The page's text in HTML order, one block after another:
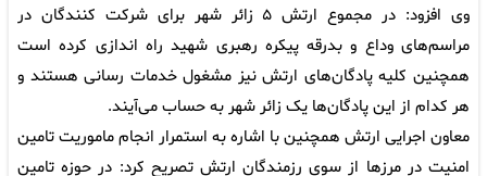
وی افزود: در مجموع ارتش ۵ زائر شهر برای شرکت کنندگان در
مراسم‌های وداع و بدرقه‌ پیکره رهبری شهید راه اندازی کرده است
همچنین کلیه پادگان‌های ارتش نیز مشغول خدمات رسانی هستند و
هر کدام از این پادگان‌ها یک زائر شهر به حساب می‌آیند.
معاون اجرایی ارتش همچنین با اشاره به استمرار انجام ماموریت تامین
امنیت در مرزها از سوی رزمندگان ارتش تصریح کرد: در حوزه تامین